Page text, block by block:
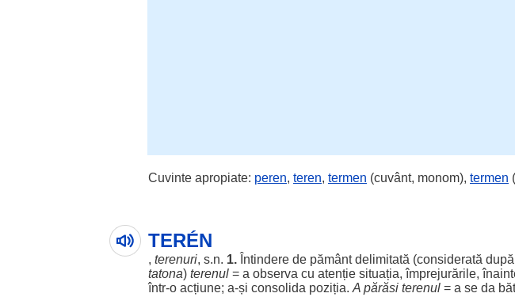
Cuvinte apropiate: peren, teren, termen (cuvânt, monom), termen
TERÉN
, terenuri, s.n. 1. Întindere de pământdelimitată (considerată după
tatona) terenul = a observa cu atenție situația,împrejurările,
într-o acțiune; a-și consolida poziția. A părăsi terenul = a se da